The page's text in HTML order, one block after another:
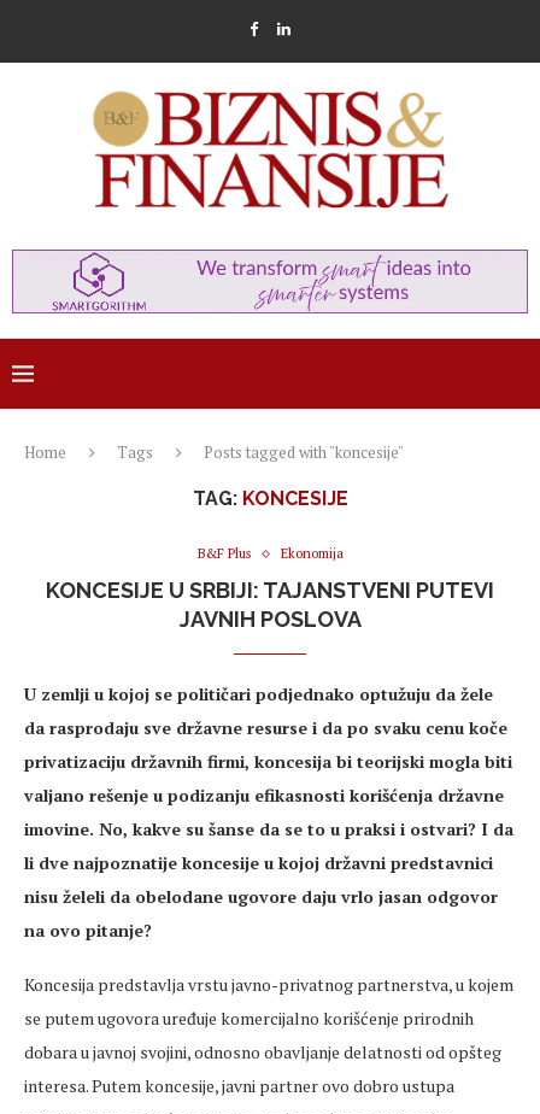
Home Tags Posts tagged with "koncesije"
TAG: KONCESIJE
B&F Plus Ekonomija
KONCESIJE U SRBIJI: TAJANSTVENI PUTEVI
JAVNIH POSLOVA
U zemlji u kojoj se političari podjednako optužuju da žele
da rasprodaju sve državne resurse i da po svaku cenu koče
privatizaciju državnih firmi, koncesija bi teorijski mogla biti
valjano rešenje u podizanju efikasnosti korišćenja državne
imovine. No, kakve su šanse da se to u praksi i ostvari? I da
li dve najpoznatije koncesije u kojoj državni predstavnici
nisu želeli da obelodane ugovore daju vrlo jasan odgovor
na ovo pitanje?
Koncesija predstavlja vrstu javno-privatnog partnerstva, u kojem
se putem ugovora uređuje komercijalno korišćenje prirodnih
dobara u javnoj svojini, odnosno obavljanje delatnosti od opšteg
interesa. Putem koncesije, javni partner ovo dobro ustupa